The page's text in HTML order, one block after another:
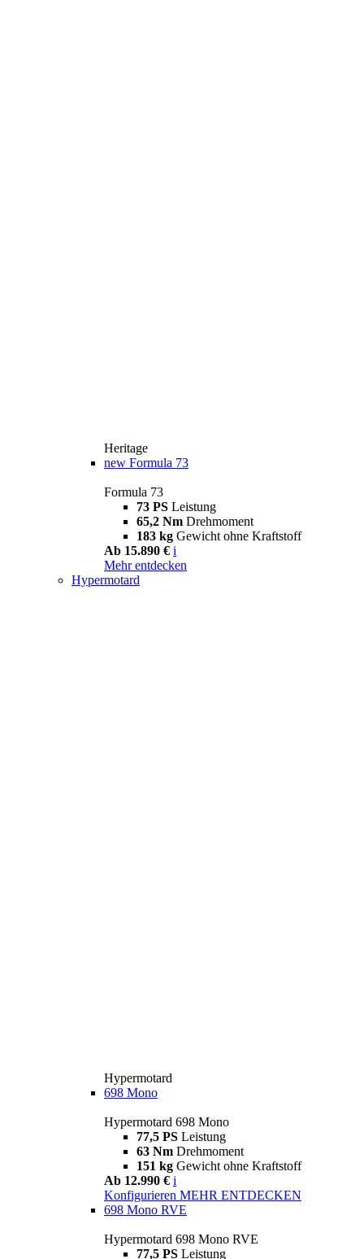
Heritage
new Formula 73
Formula 73
73 PS Leistung
65,2 Nm Drehmoment
183 kg Gewicht ohne Kraftstoff
Ab 15.890 € i
Mehr entdecken
Hypermotard
Hypermotard
698 Mono
Hypermotard 698 Mono
77,5 PS Leistung
63 Nm Drehmoment
151 kg Gewicht ohne Kraftstoff
Ab 12.990 € i
Konfigurieren MEHR ENTDECKEN
698 Mono RVE
Hypermotard 698 Mono RVE
77,5 PS Leistung